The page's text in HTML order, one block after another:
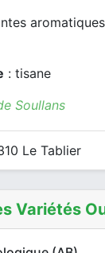
: tisane
Soullans
Le Tablier
Variétés